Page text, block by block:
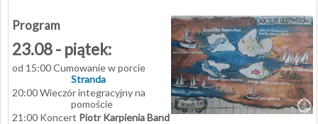
Program
23.08 - piątek:
od 15:00 Cumowanie w porcie
Stranda
20:00 Wieczór integracyjny na
pomoście
21:00 Koncert Piotr Karpienia Band